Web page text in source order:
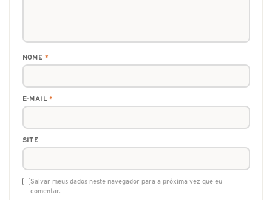
NOME *
E-MAIL*
SITE
Salvar meus dados neste navegador para a próxima vez que eu
comentar.